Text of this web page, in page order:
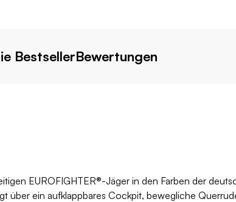
BestsellerBewertungen
EUROFIGHTER®-Jäger in den Farben der
ein aufklappbares Cockpit, bewegliche